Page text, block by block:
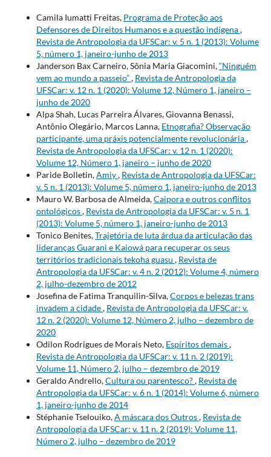
Camila Iumatti Freitas, Programa de Proteção aos
Defensores de Direitos Humanos e a questão indígena,
Revista de Antropologia da UFSCar: v. 5 n. 1 (2013): Volume
5, número 1, janeiro-junho de 2013
Janderson Bax Carneiro, Sônia Maria Giacomini,“Ninguém
vem ao mundo a passeio”, Revista de Antropologia da
UFSCar: v. 12 n. 1 (2020): Volume 12, Número 1, janeiro –
junho de 2020
Alpa Shah, Lucas Parreira Álvares, Giovanna Benassi,
Antônio Olegário, Marcos Lanna, Etnografia? Observação
participante, uma práxis potencialmente revolucionária,
Revista de Antropologia da UFSCar: v. 12 n. 1 (2020):
Volume 12, Número 1, janeiro – junho de 2020
Paride Bolletin,Amiy, Revista de Antropologia da UFSCar:
v. 5 n. 1 (2013): Volume 5, número 1, janeiro-junho de 2013
Mauro W. Barbosa de Almeida,Caipora e outros conflitos
ontológicos, Revista de Antropologia da UFSCar: v. 5 n. 1
(2013): Volume 5, número 1, janeiro-junho de 2013
Tonico Benites,Trajetória de luta árdua da articulação das
lideranças Guarani e Kaiowá para recuperar os seus
territórios tradicionais tekoha guasu , Revista de
Antropologia da UFSCar: v. 4 n. 2 (2012): Volume 4, número
2, julho-dezembro de 2012
Josefina de Fatima Tranquilin-Silva,Corpos e belezas trans
invadem a cidade, Revista de Antropologia da UFSCar: v.
12 n. 2 (2020): Volume 12, Número 2, julho – dezembro de
2020
Odilon Rodrigues de Morais Neto, Espíritos demais,
Revista de Antropologia da UFSCar: v. 11 n. 2 (2019):
Volume 11, Número 2, julho – dezembro de 2019
Geraldo Andrello,Cultura ou parentesco?, Revista de
Antropologia da UFSCar: v. 6 n. 1 (2014): Volume 6, número
1, janeiro-junho de 2014
Stéphanie Tselouiko,A máscara dos Outros, Revista de
Antropologia da UFSCar: v. 11 n. 2 (2019): Volume 11,
Número 2, julho – dezembro de 2019